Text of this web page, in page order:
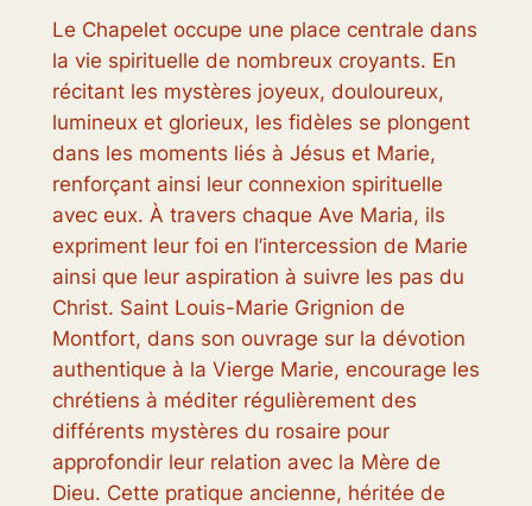
Le Chapelet occupe une place centrale dans
la vie spirituelle de nombreux croyants. En
récitant les mystères joyeux, douloureux,
lumineux et glorieux, les fidèles se plongent
dans les moments liés à Jésus et Marie,
renforçant ainsi leur connexion spirituelle
avec eux. À travers chaque Ave Maria, ils
expriment leur foi en l’intercession de Marie
ainsi que leur aspiration à suivre les pas du
Christ. Saint Louis-Marie Grignion de
Montfort, dans son ouvrage sur la dévotion
authentique à la Vierge Marie, encourage les
chrétiens à méditer régulièrement des
différents mystères du rosaire pour
approfondir leur relation avec la Mère de
Dieu. Cette pratique ancienne, héritée de